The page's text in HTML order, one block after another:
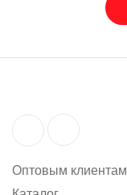
Оптовым клиентам